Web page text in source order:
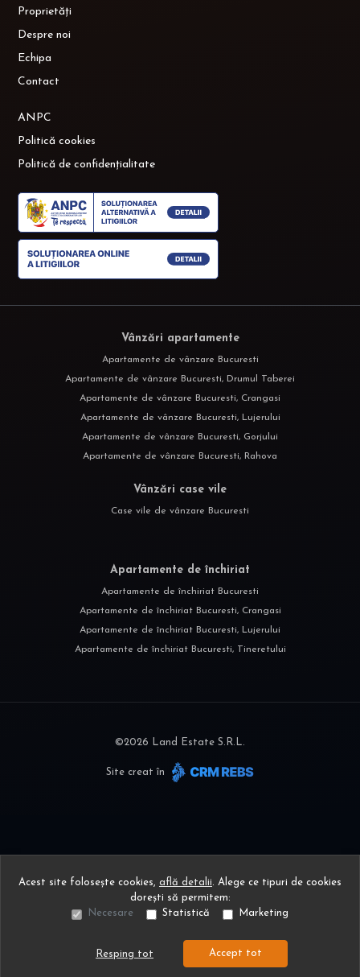
Proprietăți
Despre noi
Echipa
Contact
ANPC
Politică cookies
Politică de confidențialitate
Vânzări apartamente
Apartamente de vânzare Bucuresti
Apartamente de vânzare Bucuresti, Drumul Taberei
Apartamente de vânzare Bucuresti, Crangasi
Apartamente de vânzare Bucuresti, Lujerului
Apartamente de vânzare Bucuresti, Gorjului
Apartamente de vânzare Bucuresti, Rahova
Vânzări case vile
Case vile de vânzare Bucuresti
Apartamente de închiriat
Apartamente de închiriat Bucuresti
Apartamente de închiriat Bucuresti, Crangasi
Apartamente de închiriat Bucuresti, Lujerului
Apartamente de închiriat Bucuresti, Tineretului
©2026 Land Estate S.R.L.
Site creat în
Acest site folosește cookies, află detalii. Alege ce tipuri de cookies
dorești să permitem:
Necesare
Statistică Marketing
Resping tot Accept tot